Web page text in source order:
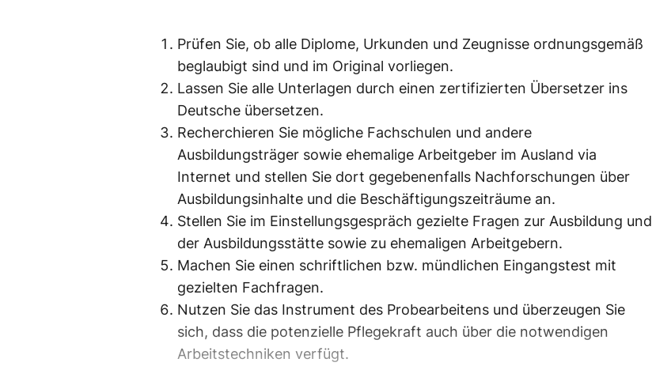
Prüfen Sie, ob alle Diplome, Urkunden und Zeugnisse ordnungsgemäß
beglaubigt sind und im Original vorliegen.
Lassen Sie alle Unterlagen durch einen zertifizierten Übersetzer ins
Deutsche übersetzen.
Recherchieren Sie mögliche Fachschulen und andere
Ausbildungsträger sowie ehemalige Arbeitgeber im Ausland via
Internet und stellen Sie dort gegebenenfalls Nachforschungen über
Ausbildungsinhalte und die Beschäftigungszeiträume an.
Stellen Sie im Einstellungsgespräch gezielte Fragen zur Ausbildung und
der Ausbildungsstätte sowie zu ehemaligen Arbeitgebern.
Machen Sie einen schriftlichen bzw. mündlichen Eingangstest mit
gezielten Fachfragen.
Nutzen Sie das Instrument des Probearbeitens und überzeugen Sie
sich, dass die potenzielle Pflegekraft auch über die notwendigen
Arbeitstechniken verfügt.